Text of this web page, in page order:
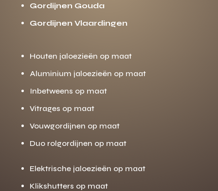
Gordijnen Gouda
Gordijnen Vlaardingen
Houten jaloezieën op maat
Aluminium jaloezieën op maat
Inbetweens op maat
Vitrages op maat
Vouwgordijnen op maat
Duo rolgordijnen op maat
Elektrische jaloezieën op maat
Klikshutters op maat